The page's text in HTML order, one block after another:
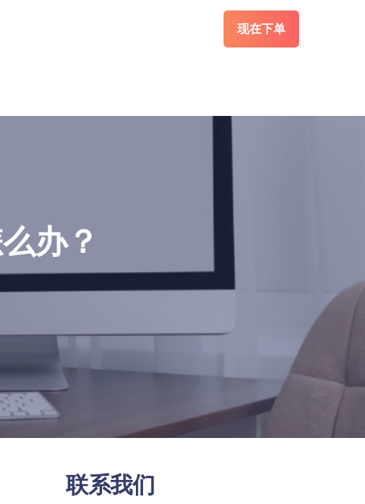
现在下单
办？
联系我们